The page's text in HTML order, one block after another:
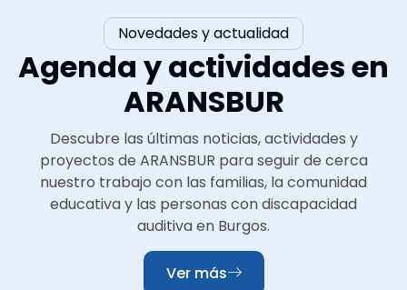
Novedades y actualidad
Agenda y actividades en
ARANSBUR
Descubre las últimas noticias, actividades y
proyectos de ARANSBUR para seguir de cerca
nuestro trabajo con las familias, la comunidad
educativa y las personas con discapacidad
auditiva en Burgos.
Ver más